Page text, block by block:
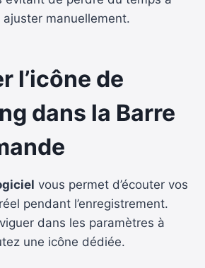
ajuster manuellement.
l’icône de
dans la Barre
vous permet d’écouter vos
pendant l’enregistrement.
dans les paramètres à
une icône dédiée.